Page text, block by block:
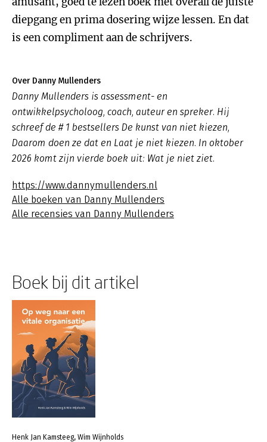
diepgang en prima dosering wijze lessen. En dat
is een compliment aan de schrijvers.
Over Danny Mullenders
Danny Mullenders is assessment- en
ontwikkelpsycholoog, coach, auteur en spreker. Hij
schreef de # 1 bestsellers De kunst van niet kiezen,
Daarom doen ze dat en Laat je niet kiezen. In oktober
2026 komt zijn vierde boek uit: Wat je niet ziet.
https://www.dannymullenders.nl
Alle boeken van Danny Mullenders
Alle recensies van Danny Mullenders
Boek bij dit artikel
Henk Jan Kamsteeg, Wim Wijnholds